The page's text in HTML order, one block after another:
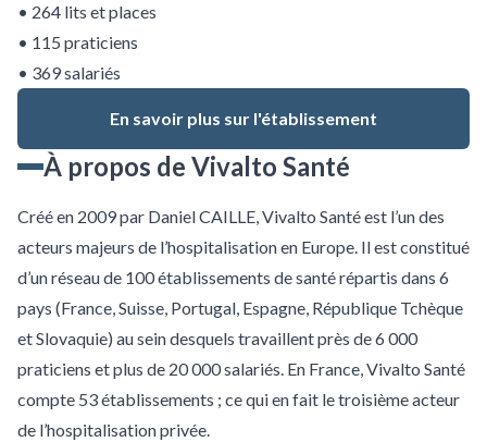
• 264 lits et places
• 115 praticiens
• 369 salariés
En savoir plus sur l'établissement
À propos de Vivalto Santé
Créé en 2009 par Daniel CAILLE, Vivalto Santé est l’un des
acteurs majeurs de l’hospitalisation en Europe. Il est constitué
d’un réseau de 100 établissements de santé répartis dans 6
pays (France, Suisse, Portugal, Espagne, République Tchèque
et Slovaquie) au sein desquels travaillent près de 6 000
praticiens et plus de 20 000 salariés. En France, Vivalto Santé
compte 53 établissements ; ce qui en fait le troisième acteur
de l’hospitalisation privée.